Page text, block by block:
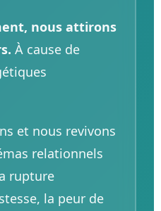
nous attirons
À cause de
et nous revivons
relationnels
rupture
la peur de